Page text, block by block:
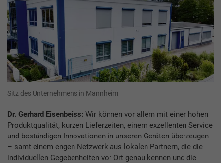
Sitz des Unternehmens in Mannheim
Dr. Gerhard Eisenbeiss: Wir können vor allem mit einer hohen
Produktqualität, kurzen Lieferzeiten, einem exzellenten Service
und beständigen Innovationen in unseren Geräten überzeugen
– samt einem engen Netzwerk aus lokalen Partnern, die die
individuellen Gegebenheiten vor Ort genau kennen und die